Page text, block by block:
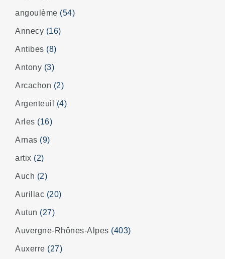
angoulème (54)
Annecy (16)
Antibes (8)
Antony (3)
Arcachon (2)
Argenteuil (4)
Arles (16)
Arnas (9)
artix (2)
Auch (2)
Aurillac (20)
Autun (27)
Auvergne-Rhônes-Alpes (403)
Auxerre (27)